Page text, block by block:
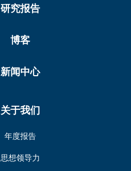
研究报告
博客
新闻中心
关于我们
年度报告
思想领导力